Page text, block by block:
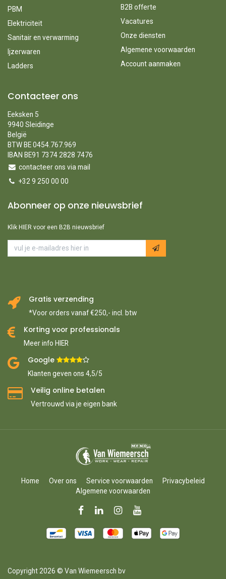
PBM
Elektriciteit
Sanitair en verwarming
Ijzerwaren
Ladders
B2B offerte
Vacatures
Onze diensten
Algemene voorwaarden
Account aanmaken
Contacteer ons
Eeksken 5
9940 Sleidinge
België
BTW BE 0454.767.969
IBAN BE91 7374 2828 7476
contacteer ons via mail
+32 9 250 00 00
Abonneer op onze nieuwsbrief
Klik HIER voor een B2B nieuwsbrief
Gratis verzending
*Voor orders vanaf €250,- incl. btw
Korting voor professionals
Meer info HIER
Google ​
Klanten geven ons 4,5/5
Veilig online betalen
Vertrouwd via je eigen bank
Home Over ons Service voorwaarden
Privacybeleid
Algemene voorwaarden
Copyright 2026 © Van Wiemeersch bv